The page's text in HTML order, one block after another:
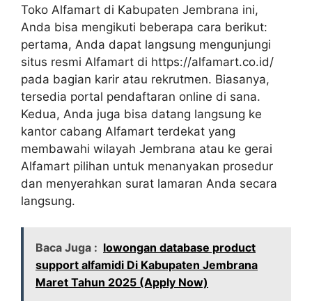
Toko Alfamart di Kabupaten Jembrana ini,
Anda bisa mengikuti beberapa cara berikut:
pertama, Anda dapat langsung mengunjungi
situs resmi Alfamart di https://alfamart.co.id/
pada bagian karir atau rekrutmen. Biasanya,
tersedia portal pendaftaran online di sana.
Kedua, Anda juga bisa datang langsung ke
kantor cabang Alfamart terdekat yang
membawahi wilayah Jembrana atau ke gerai
Alfamart pilihan untuk menanyakan prosedur
dan menyerahkan surat lamaran Anda secara
langsung.
Baca Juga : lowongan database product
support alfamidi Di Kabupaten Jembrana
Maret Tahun 2025 (Apply Now)